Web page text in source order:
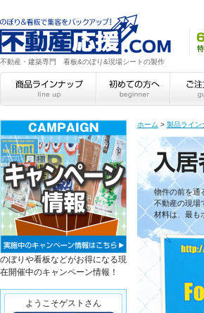
不動産・建築専門 看板&のぼり&現場シートの製作
ホーム > 製品ライン
入居者募
物件の前を通
不動産の現場
材料は、最も
のぼりや看板などがお得になる現
在開催中のキャンペーン情報！
ようこそゲストさん